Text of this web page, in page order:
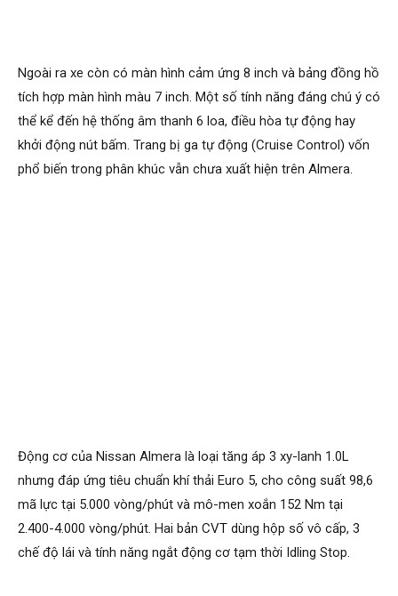
Ngoài ra xe còn có màn hình cảm ứng 8 inch và bảng đồng hồ
tích hợp màn hình màu 7 inch. Một số tính năng đáng chú ý có
thể kể đến hệ thống âm thanh 6 loa, điều hòa tự động hay
khởi động nút bấm. Trang bị ga tự động (Cruise Control) vốn
phổ biến trong phân khúc vẫn chưa xuất hiện trên Almera.
Động cơ của Nissan Almera là loại tăng áp 3 xy-lanh 1.0L
nhưng đáp ứng tiêu chuẩn khí thải Euro 5, cho công suất 98,6
mã lực tại 5.000 vòng/phút và mô-men xoắn 152 Nm tại
2.400-4.000 vòng/phút. Hai bản CVT dùng hộp số vô cấp, 3
chế độ lái và tính năng ngắt động cơ tạm thời Idling Stop.